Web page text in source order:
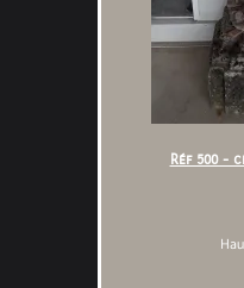
Réf 500 -